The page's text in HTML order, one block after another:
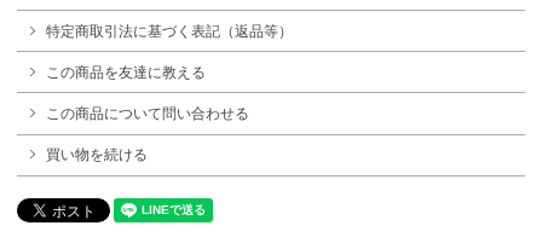
特定商取引法に基づく表記（返品等）
この商品を友達に教える
この商品について問い合わせる
買い物を続ける